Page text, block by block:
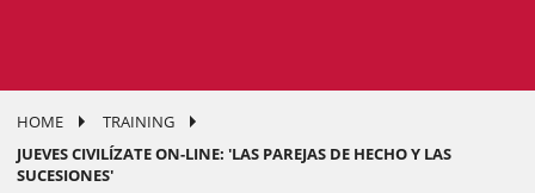
HOME
TRAINING
JUEVES CIVILÍZATE ON-LINE: 'LAS PAREJAS DE HECHO Y LAS
SUCESIONES'